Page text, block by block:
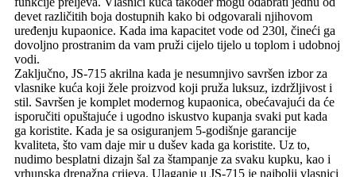
devet različitih boja dostupnih kako bi odgovarali njihovom
uređenju kupaonice. Kada ima kapacitet vode od 230l, čineći ga
dovoljno prostranim da vam pruži cijelo tijelo u toplom i udobnoj
vodi.
Zaključno, JS-715 akrilna kada je nesumnjivo savršen izbor za
vlasnike kuća koji žele proizvod koji pruža luksuz, izdržljivost i
stil. Savršen je komplet modernog kupaonica, obećavajući da će
isporučiti opuštajuće i ugodno iskustvo kupanja svaki put kada
ga koristite. Kada je sa osiguranjem 5-godišnje garancije
kvaliteta, što vam daje mir u dušev kada ga koristite. Uz to,
nudimo besplatni dizajn šal za štampanje za svaku kupku, kao i
vrhunska drenažna crijeva. Ulaganje u JS-715 je najbolji vlasnici